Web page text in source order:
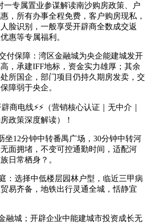
一专属置业参谋解读南沙购房政策、户
，所有办事全程免费，客户购房现私，
脸识别，一般享受开辟商全数成交返
惠等专属福利。
保障：湾区金融城为央企能建城发开
，承建IFF地标，资金实力雄厚；其余
所国企，部门项目仍持久期房发卖，交
障弱于央企。
电线⚡⚡（营销核心认证｜无中介｜
政策深度解读）！
12分钟中转番禺广场，30分钟中转河
面拥堵，不变可控通勤时间，适配河
日常栖身？。
选择中低楼层园林户型，临近三甲病
易齐备，地铁出行灵通全城，恬静宜
城；开辟企业中能建城市投资成长无